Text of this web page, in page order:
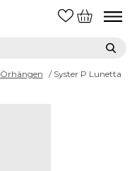
Örhängen / Syster P Lunetta